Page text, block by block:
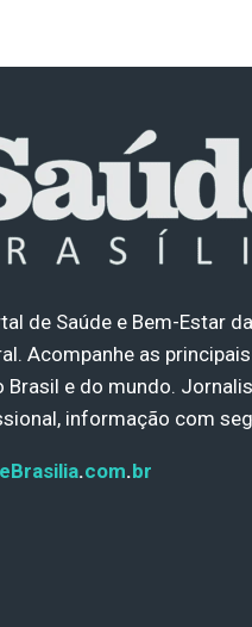
de Saúde e Bem-Estar
Acompanhe as
Brasil e do mundo.
informação com
.com.br